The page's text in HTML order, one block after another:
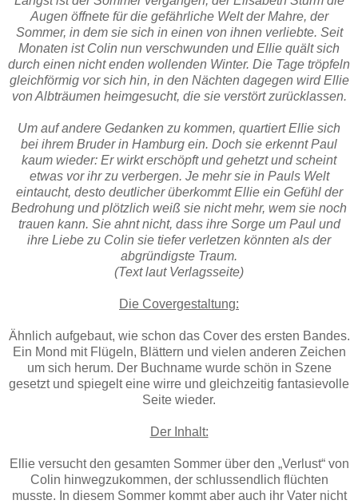
Augen öffnete für die gefährliche Welt der Mahre, der
Sommer, in dem sie sich in einen von ihnen verliebte. Seit
Monaten ist Colin nun verschwunden und Ellie quält sich
durch einen nicht enden wollenden Winter. Die Tage tröpfeln
gleichförmig vor sich hin, in den Nächten dagegen wird Ellie
von Albträumen heimgesucht, die sie verstört zurücklassen.
Um auf andere Gedanken zu kommen, quartiert Ellie sich
bei ihrem Bruder in Hamburg ein. Doch sie erkennt Paul
kaum wieder: Er wirkt erschöpft und gehetzt und scheint
etwas vor ihr zu verbergen. Je mehr sie in Pauls Welt
eintaucht, desto deutlicher überkommt Ellie ein Gefühl der
Bedrohung und plötzlich weiß sie nicht mehr, wem sie noch
trauen kann. Sie ahnt nicht, dass ihre Sorge um Paul und
ihre Liebe zu Colin sie tiefer verletzen könnten als der
abgründigste Traum.
(Text laut Verlagsseite)
Die Covergestaltung:
Ähnlich aufgebaut, wie schon das Cover des ersten Bandes.
Ein Mond mit Flügeln, Blättern und vielen anderen Zeichen
um sich herum. Der Buchname wurde schön in Szene
gesetzt und spiegelt eine wirre und gleichzeitig fantasievolle
Seite wieder.
Der Inhalt:
Ellie versucht den gesamten Sommer über den „Verlust“ von
Colin hinwegzukommen, der schlussendlich flüchten
musste. In diesem Sommer kommt aber auch ihr Vater nicht